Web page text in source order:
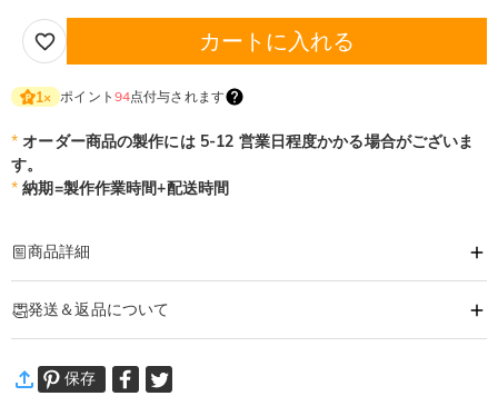
カートに入れる
1× ポイント 94点付与されます
* オーダー商品の製作には 5-12 営業日程度かかる場合がございま
す。
* 納期=製作作業時間+配送時間
商品詳細
ボブルヘッドは、あらかじめご準備しているボディーデザインからお好きなボ
ーズを選択いただき、
デジカメなどで撮影したフィギュアにしたい人の顔写（前側写真+側面写真)を
発送＆返品について
通常配送: 5-9営業日
保存